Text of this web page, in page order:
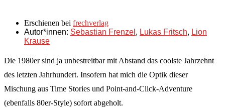
Erschienen bei frechverlag
Autor*innen: Sebastian Frenzel , Lukas Fritsch, Lion
Krause
Die 1980er sind ja unbestreitbar mit Abstand das coolste Jahrzehnt
des letzten Jahrhundert. Insofern hat mich die Optik dieser
Mischung aus Time Stories und Point-and-Click-Adventure
(ebenfalls 80er-Style) sofort abgeholt.